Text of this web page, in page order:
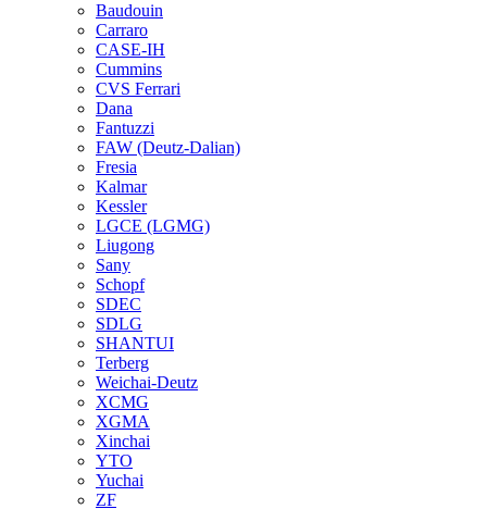
Baudouin
Carraro
CASE-IH
Cummins
CVS Ferrari
Dana
Fantuzzi
FAW (Deutz-Dalian)
Fresia
Kalmar
Kessler
LGCE (LGMG)
Liugong
Sany
Schopf
SDEC
SDLG
SHANTUI
Terberg
Weichai-Deutz
XCMG
XGMA
Xinchai
YTO
Yuchai
ZF